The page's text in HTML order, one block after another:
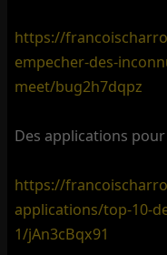
https://
empecher-des-
meet/bug2h7dqpz
Des applications
https://
applications/top-10-
1/jAn3cBqx91